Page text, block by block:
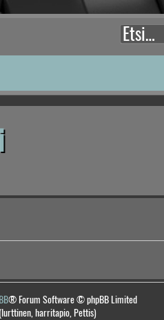
® Forum Software © phpBB Limited
harritapio, Pettis)